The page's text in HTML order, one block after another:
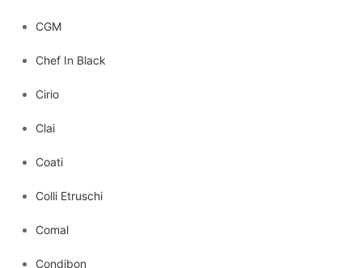
CGM
Chef In Black
Cirio
Clai
Coati
Colli Etruschi
Comal
Condibon